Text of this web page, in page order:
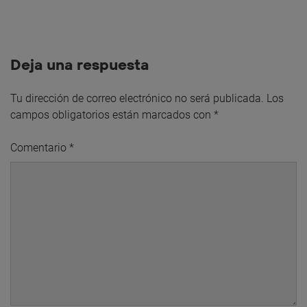
Deja una respuesta
Tu dirección de correo electrónico no será publicada. Los
campos obligatorios están marcados con *
Comentario *